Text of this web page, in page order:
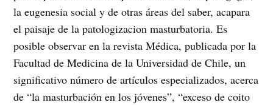
la eugenesia social y de otras áreas del saber, acapara
el paisaje de la patologizacion masturbatoria. Es
posible observar en la revista Médica, publicada por la
Facultad de Medicina de la Universidad de Chile, un
significativo número de artículos especializados, acerca
de “la masturbación en los jóvenes”, “exceso de coito